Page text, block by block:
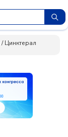
/Цинктерал